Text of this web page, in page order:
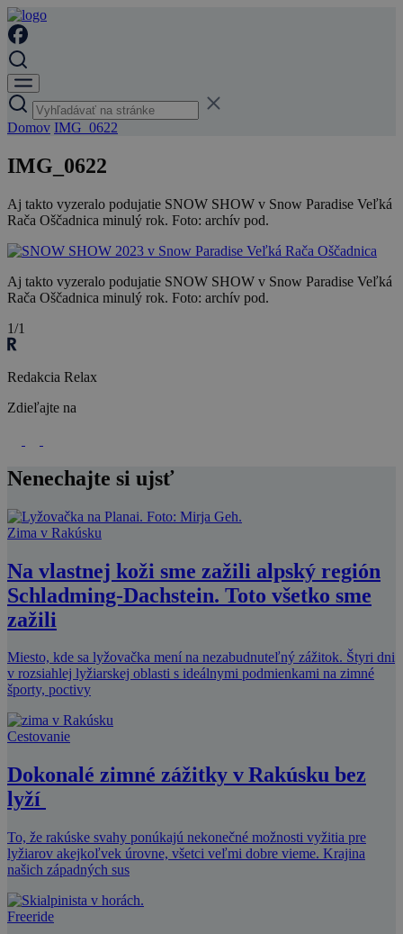
Domov IMG_0622
IMG_0622
Aj takto vyzeralo podujatie SNOW SHOW v Snow Paradise Veľká
Rača Oščadnica minulý rok. Foto: archív pod.
Aj takto vyzeralo podujatie SNOW SHOW v Snow Paradise Veľká
Rača Oščadnica minulý rok. Foto: archív pod.
1/1
Redakcia Relax
Zdieľajte na
Nenechajte si ujsť
Zima v Rakúsku
Na vlastnej koži sme zažili alpský región
Schladming-Dachstein. Toto všetko sme
zažili
Miesto, kde sa lyžovačka mení na nezabudnuteľný zážitok. Štyri dni
v rozsiahlej lyžiarskej oblasti s ideálnymi podmienkami na zimné
športy, poctivy
Cestovanie
Dokonalé zimné zážitky v Rakúsku bez
lyží
To, že rakúske svahy ponúkajú nekonečné možnosti vyžitia pre
lyžiarov akejkoľvek úrovne, všetci veľmi dobre vieme. Krajina
našich západných sus
Freeride